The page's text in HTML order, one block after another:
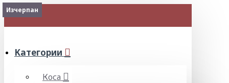
МЕНЮ
Категории
Коса
Изчерпан
Изчерпан
Изчерпан
Изчерпан
Изчерпан
Наличен
Изчерпан
Изчерпан
Изчерпан